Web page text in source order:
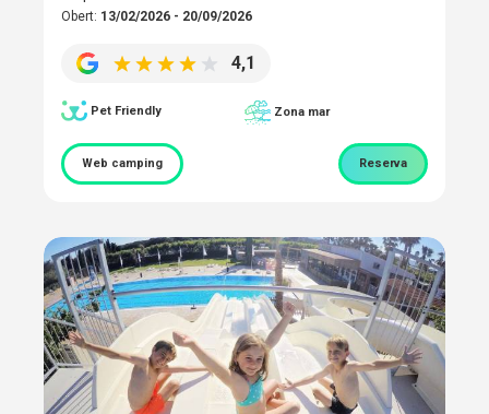
Obert: 13/02/2026 - 20/09/2026
4,1
Pet Friendly Zona mar
Web camping Reserva